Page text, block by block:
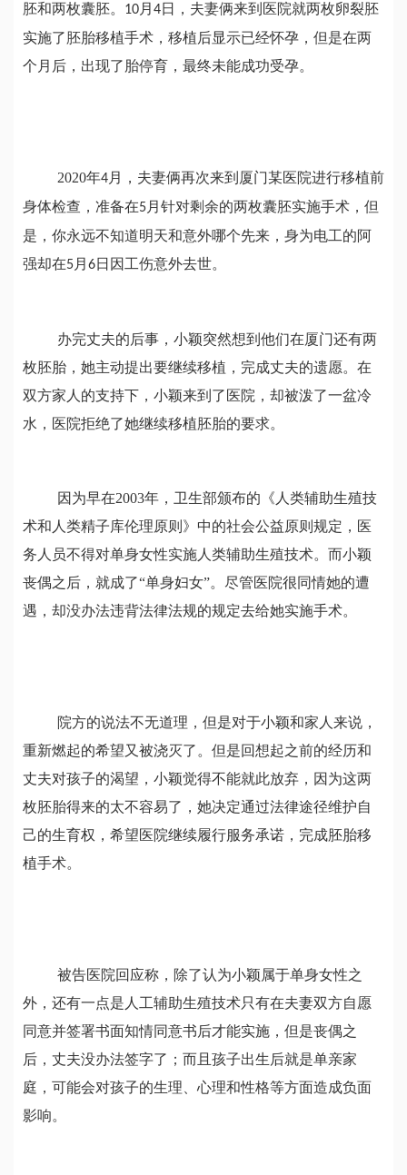
胚和两枚囊胚。 10月 4日，夫妻俩来到医院就两枚卵裂胚
实施了胚胎移植手术，移植后显示已经怀孕，但是在两
个月后，出现了胎停育，最终未能成功受孕。
2020年4月，夫妻俩再次来到厦门某医院进行移植前
身体检查，准备在5月针对剩余的两枚囊胚实施手术，但
是，你永远不知道明天和意外哪个先来，身为电工的阿
强却在5月 6日因工伤意外去世。
办完丈夫的后事，小颖突然想到他们在厦门还有两
枚胚胎，她主动提出要继续移植，完成丈夫的遗愿。在
双方家人的支持下，小颖来到了医院，却被泼了一盆冷
水，医院拒绝了她继续移植胚胎的要求。
因为早在2003年，卫生部颁布的《人类辅助生殖技
术和人类精子库伦理原则》中的社会公益原则规定，医
务人员不得对单身女性实施人类辅助生殖技术。而小颖
丧偶之后，就成了“单身妇女”。尽管医院很同情她的遭
遇，却没办法违背法律法规的规定去给她实施手术。
院方的说法不无道理，但是对于小颖和家人来说，
重新燃起的希望又被浇灭了。但是回想起之前的经历和
丈夫对孩子的渴望，小颖觉得不能就此放弃，因为这两
枚胚胎得来的太不容易了，她决定通过法律途径维护自
己的生育权，希望医院继续履行服务承诺，完成胚胎移
植手术。
被告医院回应称，除了认为小颖属于单身女性之
外，还有一点是人工辅助生殖技术只有在夫妻双方自愿
同意并签署书面知情同意书后才能实施，但是丧偶之
后，丈夫没办法签字了；而且孩子出生后就是单亲家
庭，可能会对孩子的生理、心理和性格等方面造成负面
影响。